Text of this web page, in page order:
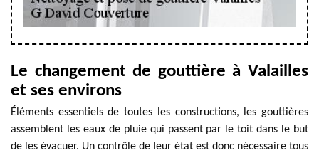
Le changement de gouttière à Valailles
et ses environs
Éléments essentiels de toutes les constructions, les gouttières
assemblent les eaux de pluie qui passent par le toit dans le but
de les évacuer. Un contrôle de leur état est donc nécessaire tous